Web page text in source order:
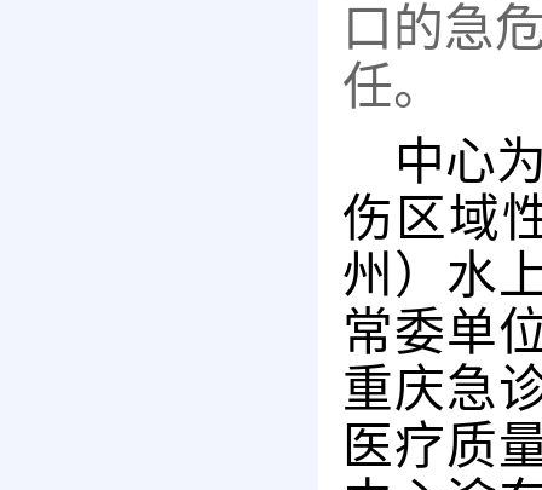
口的急
任。
中心
伤区域
州）水
常委单
重庆急
医疗质